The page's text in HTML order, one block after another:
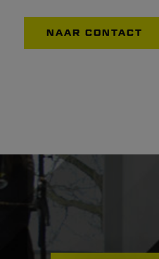
NAAR CONTACT